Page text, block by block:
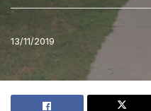
13/11/2019